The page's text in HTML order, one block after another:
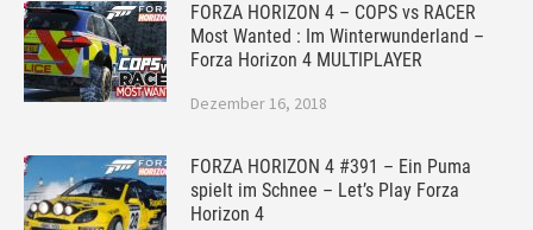
FORZA HORIZON 4 – COPS vs RACER
Most Wanted : Im Winterwunderland –
Forza Horizon 4 MULTIPLAYER
Dezember 16, 2018
FORZA HORIZON 4 #391 – Ein Puma
spielt im Schnee – Let’s Play Forza
Horizon 4